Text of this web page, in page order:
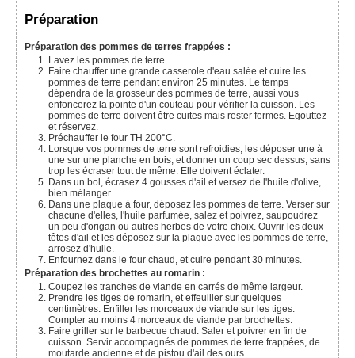
Préparation
Préparation des pommes de terres frappées :
Lavez les pommes de terre.
Faire chauffer une grande casserole d'eau salée et cuire les
pommes de terre pendant environ 25 minutes. Le temps
dépendra de la grosseur des pommes de terre, aussi vous
enfoncerez la pointe d'un couteau pour vérifier la cuisson. Les
pommes de terre doivent être cuites mais rester fermes. Egouttez
et réservez.
Préchauffer le four TH 200°C.
Lorsque vos pommes de terre sont refroidies, les déposer une à
une sur une planche en bois, et donner un coup sec dessus, sans
trop les écraser tout de même. Elle doivent éclater.
Dans un bol, écrasez 4 gousses d'ail et versez de l'huile d'olive,
bien mélanger.
Dans une plaque à four, déposez les pommes de terre. Verser sur
chacune d'elles, l'huile parfumée, salez et poivrez, saupoudrez
un peu d'origan ou autres herbes de votre choix. Ouvrir les deux
têtes d'ail et les déposez sur la plaque avec les pommes de terre,
arrosez d'huile.
Enfournez dans le four chaud, et cuire pendant 30 minutes.
Préparation des brochettes au romarin :
Coupez les tranches de viande en carrés de même largeur.
Prendre les tiges de romarin, et effeuiller sur quelques
centimètres. Enfiller les morceaux de viande sur les tiges.
Compter au moins 4 morceaux de viande par brochettes.
Faire griller sur le barbecue chaud. Saler et poivrer en fin de
cuisson. Servir accompagnés de pommes de terre frappées, de
moutarde ancienne et de pistou d'ail des ours.